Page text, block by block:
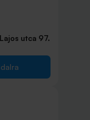
utca 97.